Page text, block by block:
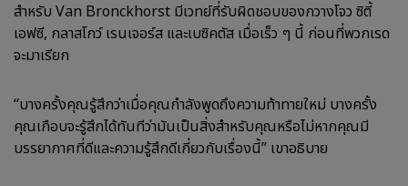
สำหรับ Van Bronckhorst มีเวทย์ที่รับผิดชอบของกวางโจว ซิตี้
เอฟซี, กลาสโกว์ เรนเจอร์ส และเบซิคตัส เมื่อเร็ว ๆ นี้ ก่อนที่พวกเรด
จะมาเรียก
“บางครั้งคุณรู้สึกว่าเมื่อคุณกำลังพูดถึงความท้าทายใหม่ บางครั้ง
คุณเกือบจะรู้สึกได้ทันทีว่ามันเป็นสิ่งสำหรับคุณหรือไม่หากคุณมี
บรรยากาศที่ดีและความรู้สึกดีเกี่ยวกับเรื่องนี้” เขาอธิบาย